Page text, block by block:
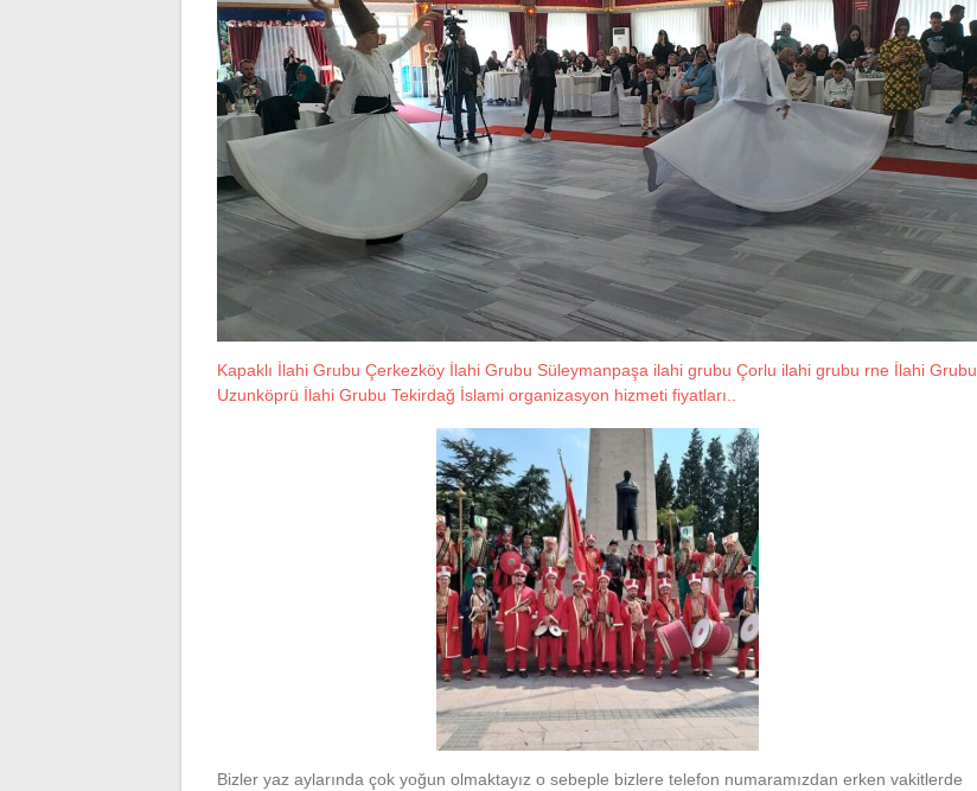
Kapaklı İlahi Grubu Çerkezköy İlahi Grubu Süleymanpaşa ilahi grubu Çorlu ilahi grubu rne İlahi Grubu
Uzunköprü İlahi Grubu Tekirdağ İslami organizasyon hizmeti fiyatları..
Bizler yaz aylarında çok yoğun olmaktayız o sebeple bizlere telefon numaramızdan erken vakitlerde